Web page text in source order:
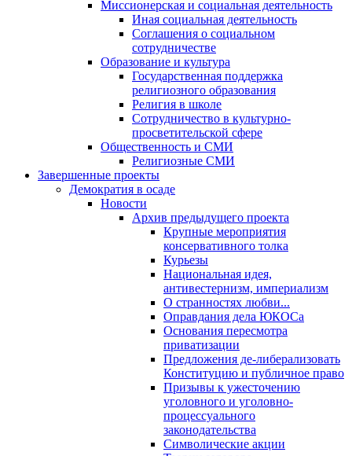
Миссионерская и социальная деятельность
Иная социальная деятельность
Соглашения о социальном
сотрудничестве
Образование и культура
Государственная поддержка
религиозного образования
Религия в школе
Сотрудничество в культурно-
просветительской сфере
Общественность и СМИ
Религиозные СМИ
Завершенные проекты
Демократия в осаде
Новости
Архив предыдущего проекта
Крупные мероприятия
консервативного толка
Курьезы
Национальная идея,
антивестернизм, империализм
О странностях любви...
Оправдания дела ЮКОСа
Основания пересмотра
приватизации
Предложения де-либерализовать
Конституцию и публичное право
Призывы к ужесточению
уголовного и уголовно-
процессуального
законодательства
Символические акции